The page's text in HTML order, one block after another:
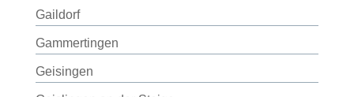
Gaildorf
Gammertingen
Geisingen